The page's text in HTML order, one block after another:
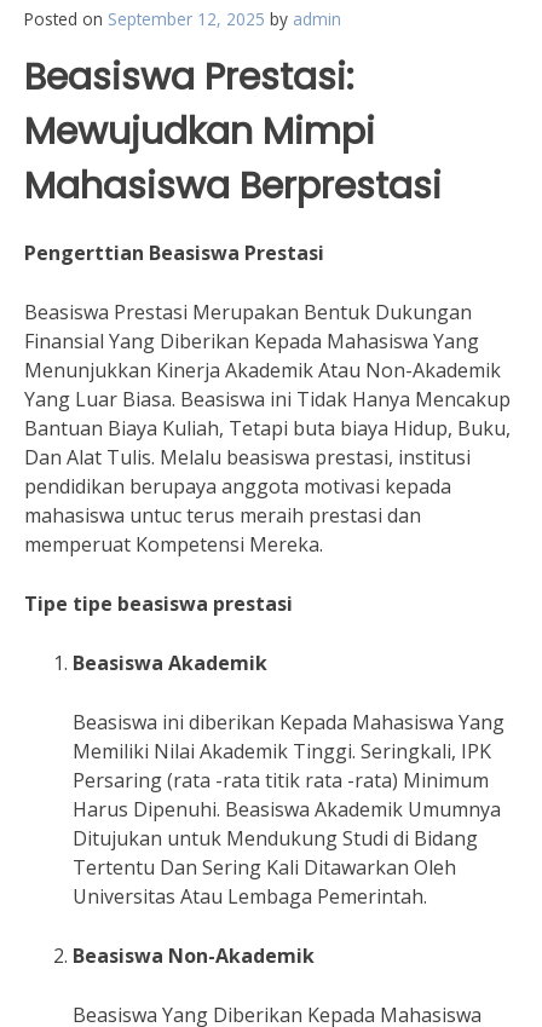
Posted on September 12, 2025 by admin
Beasiswa Prestasi:
Mewujudkan Mimpi
Mahasiswa Berprestasi
Pengerttian Beasiswa Prestasi
Beasiswa Prestasi Merupakan Bentuk Dukungan
Finansial Yang Diberikan Kepada Mahasiswa Yang
Menunjukkan Kinerja Akademik Atau Non-Akademik
Yang Luar Biasa. Beasiswa ini Tidak Hanya Mencakup
Bantuan Biaya Kuliah, Tetapi buta biaya Hidup, Buku,
Dan Alat Tulis. Melalu beasiswa prestasi, institusi
pendidikan berupaya anggota motivasi kepada
mahasiswa untuc terus meraih prestasi dan
memperuat Kompetensi Mereka.
Tipe tipe beasiswa prestasi
Beasiswa Akademik
Beasiswa ini diberikan Kepada Mahasiswa Yang
Memiliki Nilai Akademik Tinggi. Seringkali, IPK
Persaring (rata -rata titik rata -rata) Minimum
Harus Dipenuhi. Beasiswa Akademik Umumnya
Ditujukan untuk Mendukung Studi di Bidang
Tertentu Dan Sering Kali Ditawarkan Oleh
Universitas Atau Lembaga Pemerintah.
Beasiswa Non-Akademik
Beasiswa Yang Diberikan Kepada Mahasiswa